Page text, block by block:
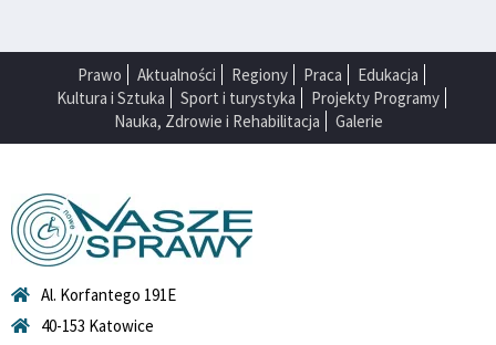
Prawo Aktualności Regiony Praca
Edukacja
Kultura i Sztuka
Sport i turystyka
Projekty Programy
Nauka, Zdrowie i Rehabilitacja
Galerie
Al. Korfantego 191E
40-153 Katowice